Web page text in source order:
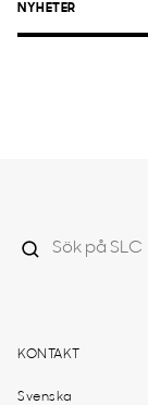
NYHETER
KONTAKT
Svenska